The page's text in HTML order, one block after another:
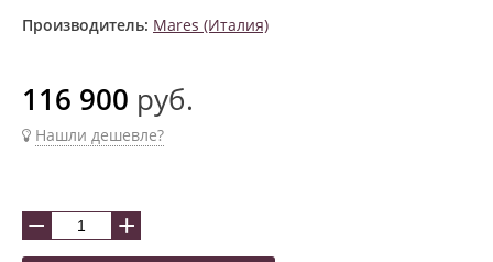
Производитель: Mares (Италия)
116 900 руб.
Нашли дешевле?
− +